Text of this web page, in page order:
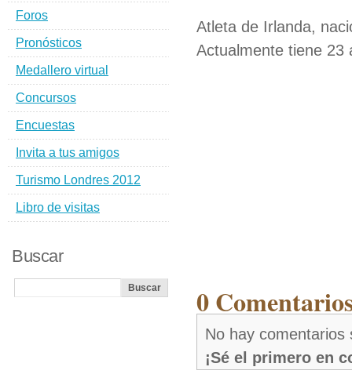
Atleta de Irlanda,
Actualmente tiene 23
0
No hay comentarios
¡Sé el primero en
Foros
Pronósticos
Medallero virtual
Concursos
Encuestas
Invita a tus amigos
Turismo Londres 2012
Libro de visitas
Buscar